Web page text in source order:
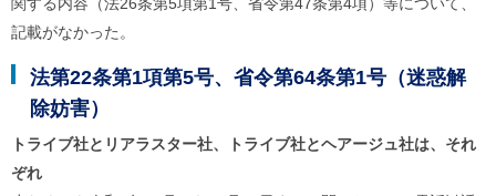
記載がなかった。
法第22条第1項第5号、省令第64条第1号（迷惑解
除妨害）
トライブ社とリアラスター社、トライブ社とヘアージュ社は、それ
ぞれ